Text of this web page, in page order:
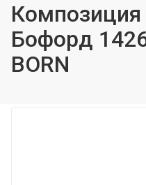
Композиция
Бофорд
BORN